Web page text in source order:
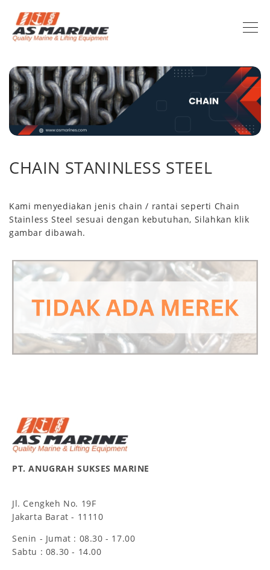
CHAIN STANINLESS STEEL
Kami menyediakan jenis chain / rantai seperti Chain
Stainless Steel sesuai dengan kebutuhan, Silahkan klik
gambar dibawah.
PT. ANUGRAH SUKSES MARINE
Jl. Cengkeh No. 19F
Jakarta Barat - 11110
Senin - Jumat : 08.30 - 17.00
Sabtu : 08.30 - 14.00